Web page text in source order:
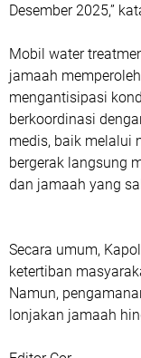
Desember 2025,”
Mobil water
jamaah
mengantisipasi
berkoordinasi
medis, baik melalui
bergerak langsung
dan jamaah yang
Secara umum,
ketertiban
Namun,
lonjakan jamaah